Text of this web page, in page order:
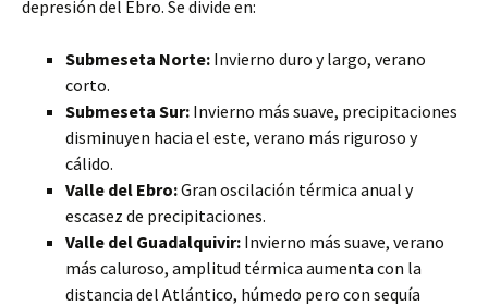
depresión del Ebro. Se divide en:
Submeseta Norte: Invierno duro y largo, verano
corto.
Submeseta Sur: Invierno más suave, precipitaciones
disminuyen hacia el este, verano más riguroso y
cálido.
Valle del Ebro:Gran oscilación térmica anual y
escasez de precipitaciones.
Valle del Guadalquivir: Invierno más suave, verano
más caluroso, amplitud térmica aumenta con la
distancia del Atlántico, húmedo pero con sequía